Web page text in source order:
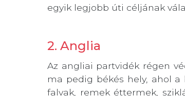
egyik legjobb úti céljának
2. Anglia
Az angliai partvidék régen
ma pedig békés hely, ahol
falvak, remek éttermek,